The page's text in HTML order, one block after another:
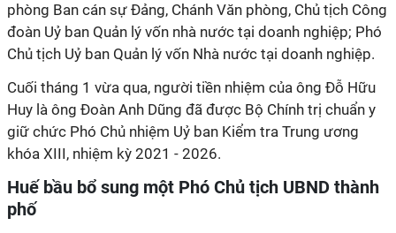
phòng Ban cán sự Đảng, Chánh Văn phòng, Chủ tịch Công
đoàn Uỷ ban Quản lý vốn nhà nước tại doanh nghiệp; Phó
Chủ tịch Uỷ ban Quản lý vốn Nhà nước tại doanh nghiệp.
Cuối tháng 1 vừa qua, người tiền nhiệm của ông Đỗ Hữu
Huy là ông Đoàn Anh Dũng đã được Bộ Chính trị chuẩn y
giữ chức Phó Chủ nhiệm Uỷ ban Kiểm tra Trung ương
khóa XIII, nhiệm kỳ 2021 - 2026.
Huế bầu bổ sung một Phó Chủ tịch UBND thành
phố